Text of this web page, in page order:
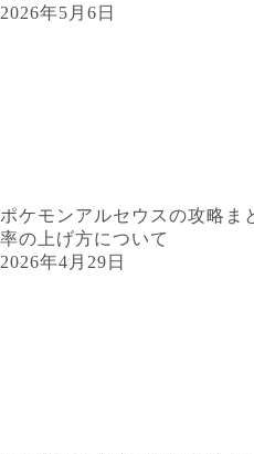
2026年5月6日
ポケモンアルセウスの攻略ま
率の上げ方について
2026年4月29日